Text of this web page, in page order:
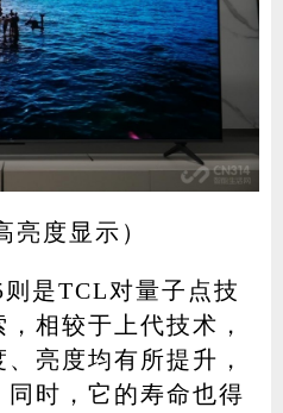
亮度显示）
是TCL对量子点技
相较于上代技术，
亮度均有所提升，
时，它的寿命也得